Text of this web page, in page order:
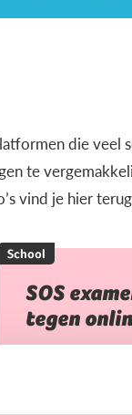
die
te
vind je hier
School
SOS
tegen